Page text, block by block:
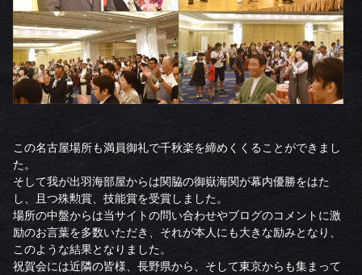
この名古屋場所も満員御礼で千秋楽を締めくくることができまし
た。
そして我が出羽海部屋からは関脇の御嶽海関が幕内優勝をはた
し、且つ殊勲賞、技能賞を受賞しました。
場所の中盤からは当サイトの問い合わせやブログのコメントに激
励のお言葉を多数いただき、それが本人にも大きな励みとなり、
このような結果となりました。
祝賀会には近隣の皆様、長野県から、そして東京からも集まって